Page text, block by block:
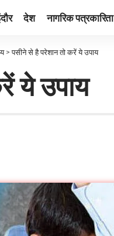
देश नागरिक पत्रकारिता
>पसीने से है परेशान तो करें ये उपाय
ये उपाय